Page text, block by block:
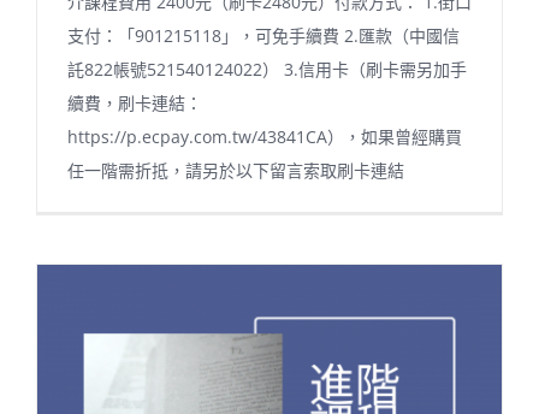
支付：「901215118」，可免手續費 2.匯款（中國信
託822帳號521540124022） 3.信用卡（刷卡需另加手
續費，刷卡連結：
https://p.ecpay.com.tw/43841CA），如果曾經購買
任一階需折抵，請另於以下留言索取刷卡連結